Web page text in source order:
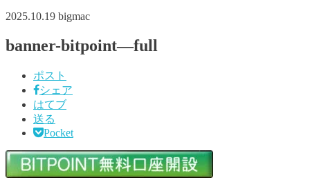
2025.10.19 bigmac
banner-bitpoint—full
ポスト
シェア
はてブ
送る
Pocket